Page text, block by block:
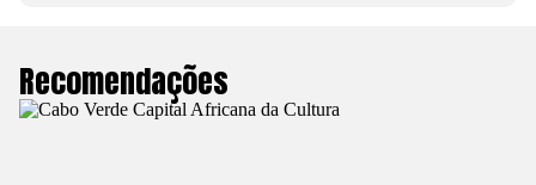
Recomendações